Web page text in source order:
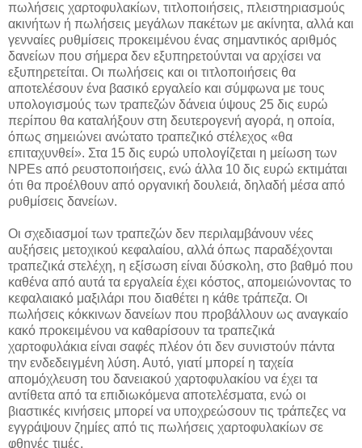
πωλήσεις χαρτοφυλακίων, τιτλοποιήσεις, πλειστηριασμούς
ακινήτων ή πωλήσεις μεγάλων πακέτων με ακίνητα, αλλά και
γενναίες ρυθμίσεις προκειμένου ένας σημαντικός αριθμός
δανείων που σήμερα δεν εξυπηρετούνται να αρχίσει να
εξυπηρετείται. Οι πωλήσεις και οι τιτλοποιήσεις θα
αποτελέσουν ένα βασικό εργαλείο και σύμφωνα με τους
υπολογισμούς των τραπεζών δάνεια ύψους 25 δις ευρώ
περίπου θα καταλήξουν στη δευτερογενή αγορά, η οποία,
όπως σημειώνει ανώτατο τραπεζικό στέλεχος «θα
επιταχυνθεί». Στα 15 δις ευρώ υπολογίζεται η μείωση των
NPEs από ρευστοποιήσεις, ενώ άλλα 10 δις ευρώ εκτιμάται
ότι θα προέλθουν από οργανική δουλειά, δηλαδή μέσα από
ρυθμίσεις δανείων.
Οι σχεδιασμοί των τραπεζών δεν περιλαμβάνουν νέες
αυξήσεις μετοχικού κεφαλαίου, αλλά όπως παραδέχονται
τραπεζικά στελέχη, η εξίσωση είναι δύσκολη, στο βαθμό που
καθένα από αυτά τα εργαλεία έχει κόστος, απομειώνοντας το
κεφαλαιακό μαξιλάρι που διαθέτει η κάθε τράπεζα. Οι
πωλήσεις κόκκινων δανείων που προβάλλουν ως αναγκαίο
κακό προκειμένου να καθαρίσουν τα τραπεζικά
χαρτοφυλάκια είναι σαφές πλέον ότι δεν συνιστούν πάντα
την ενδεδειγμένη λύση. Αυτό, γιατί μπορεί η ταχεία
απομόχλευση του δανειακού χαρτοφυλακίου να έχει τα
αντίθετα από τα επιδιωκόμενα αποτελέσματα, ενώ οι
βιαστικές κινήσεις μπορεί να υποχρεώσουν τις τράπεζες να
εγγράψουν ζημίες από τις πωλήσεις χαρτοφυλακίων σε
φθηνές τιμές.